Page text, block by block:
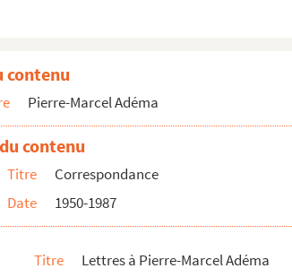
contenu
Pierre-Marcel Adéma
contenu
Titre
Correspondance
Date
1950-1987
Titre
Lettres à Pierre-Marcel Adéma